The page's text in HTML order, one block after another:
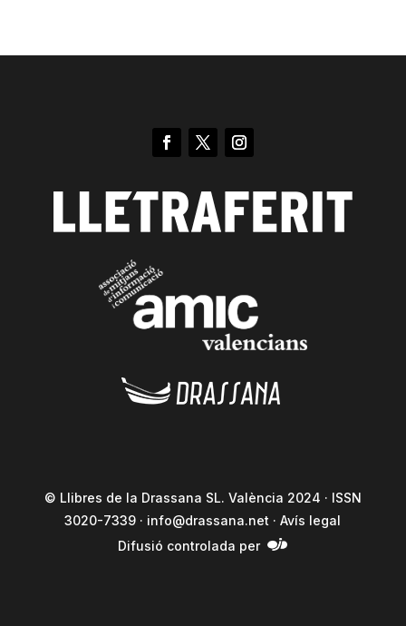
© Llibres de la Drassana SL. València 2024 · ISSN
3020-7339 · info@drassana.net ·Avís legal
Difusió controlada per